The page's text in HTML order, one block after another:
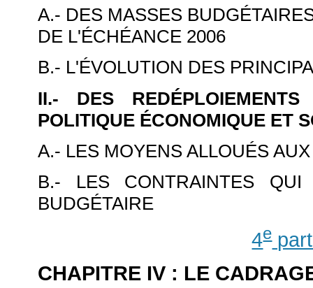
A.- DES MASSES
DE L'ÉCHÉANCE 2006
B.- L'ÉVOLUTION DES
II.- DES
POLITIQUE ÉCONOMIQUE ET
A.- LES MOYENS ALLOUÉS
B.- LES CONTRAINTES
BUDGÉTAIRE
4e
CHAPITRE IV : LE